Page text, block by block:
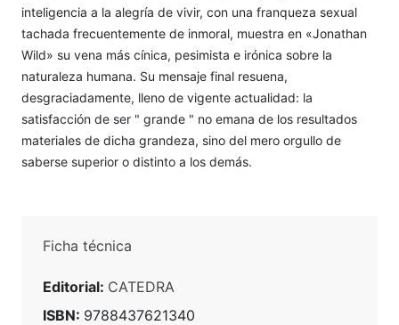
inteligencia a la alegría de vivir, con una franqueza sexual
tachada frecuentemente de inmoral, muestra en «Jonathan
Wild» su vena más cínica, pesimista e irónica sobre la
naturaleza humana. Su mensaje final resuena,
desgraciadamente, lleno de vigente actualidad: la
satisfacción de ser " grande " no emana de los resultados
materiales de dicha grandeza, sino del mero orgullo de
saberse superior o distinto a los demás.
Ficha técnica
Editorial: CATEDRA
ISBN: 9788437621340